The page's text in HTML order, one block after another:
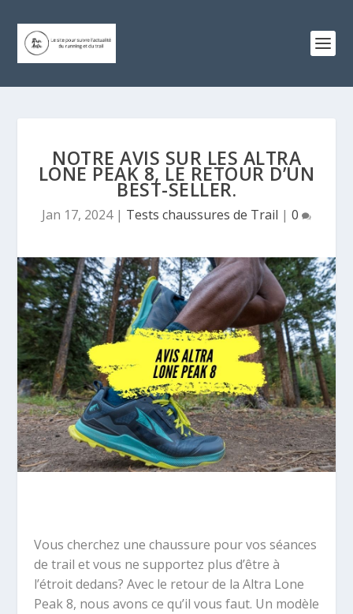
NOTRE AVIS SUR LES ALTRA
LONE PEAK 8, LE RETOUR D’UN
BEST-SELLER.
Jan 17, 2024| Tests chaussures de Trail | 0
Vous cherchez une chaussure pour vos séances
de trail et vous ne supportez plus d’être à
l’étroit dedans? Avec le retour de la Altra Lone
Peak 8, nous avons ce qu’il vous faut. Un modèle